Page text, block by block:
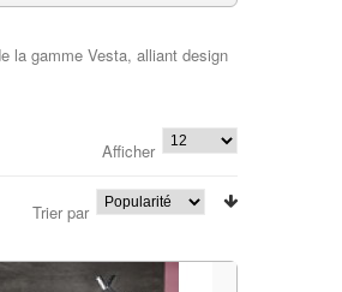
la gamme Vesta, alliant design
Afficher
Trier par